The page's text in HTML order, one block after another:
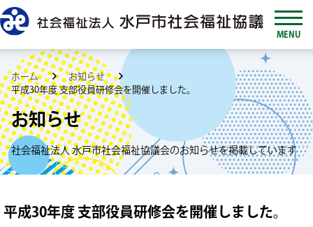
MENU
ホーム
お知らせ
平成30年度 支部役員研修会を開催しました。
お知らせ
社会福祉法人 水戸市社会福祉協議会のお知らせを掲載しています
平成30年度 支部役員研修会を開催しました。